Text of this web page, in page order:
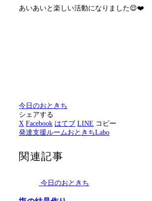
あいあいと楽しい活動になりました😌❤️
今日のおときち
シェアする
X Facebook はてブ LINE コピー
発達支援ルームおときちLabo
関連記事
今日のおときち